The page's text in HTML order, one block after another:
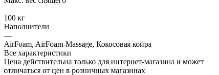
—
100 кг
Наполнители
—
AirFoam, AirFoam-Massage, Кокосовая койра
Все характеристики
Цена действительна только для интернет-магазина и может
отличаться от цен в розничных магазинах